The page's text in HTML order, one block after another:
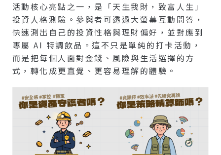
活動核心亮點之一，是「天生我財，致富人生」
投資人格測驗。參與者可透過大螢幕互動問答，
快速測出自己的投資性格與理財偏好，並對應到
專屬 AI 特調飲品。這不只是單純的打卡活動，
而是把每個人面對金錢、風險與生活選擇的方
式，轉化成更直覺、更容易理解的體驗。